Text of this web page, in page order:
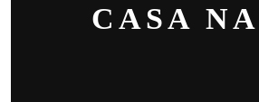
CASA